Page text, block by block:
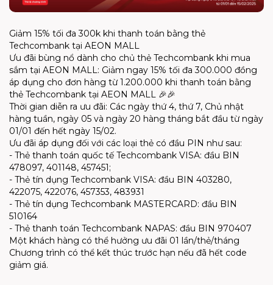
Giảm 15% tối đa 300k khi thanh toán bằng thẻ
Techcombank tại AEON MALL
Ưu đãi bùng nổ dành cho chủ thẻ Techcombank khi mua
sắm tại AEON MALL: Giảm ngay 15% tối đa 300.000 đồng
áp dụng cho đơn hàng từ 1.200.000 khi thanh toán bằng
thẻ Techcombank tại AEON MALL 🎉🎉
Thời gian diễn ra ưu đãi: Các ngày thứ 4, thứ 7, Chủ nhật
hàng tuần, ngày 05 và ngày 20 hàng tháng bắt đầu từ ngày
01/01 đến hết ngày 15/02.
Ưu đãi áp dụng đối với các loại thẻ có đầu PIN như sau:
- Thẻ thanh toán quốc tế Techcombank VISA: đầu BIN
478097, 401148, 457451;
- Thẻ tín dụng Techcombank VISA: đầu BIN 403280,
422075, 422076, 457353, 483931
- Thẻ tín dụng Techcombank MASTERCARD: đầu BIN
510164
- Thẻ thanh toán Techcombank NAPAS: đầu BIN 970407
Một khách hàng có thể hưởng ưu đãi 01 lần/thẻ/tháng
Chương trình có thể kết thúc trước hạn nếu đã hết code
giảm giá.